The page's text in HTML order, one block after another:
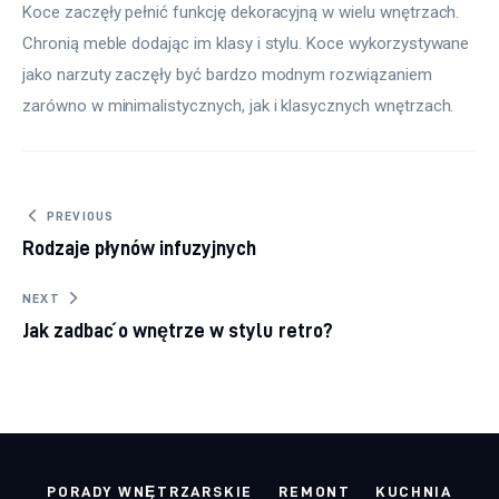
Koce zaczęły pełnić funkcję dekoracyjną w wielu wnętrzach.
Chronią meble dodając im klasy i stylu. Koce wykorzystywane
jako narzuty zaczęły być bardzo modnym rozwiązaniem
zarówno w minimalistycznych, jak i klasycznych wnętrzach.
Nawigacja wpisu
PREVIOUS
Rodzaje płynów infuzyjnych
NEXT
Jak zadbać o wnętrze w stylu retro?
PORADY WNĘTRZARSKIE REMONT KUCHNIA